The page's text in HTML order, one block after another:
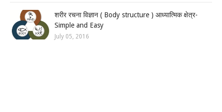
शरीर रचना विज्ञान ( Body structure ) आध्यात्मिक क्षेत्र-
Simple and Easy
July 05, 2016